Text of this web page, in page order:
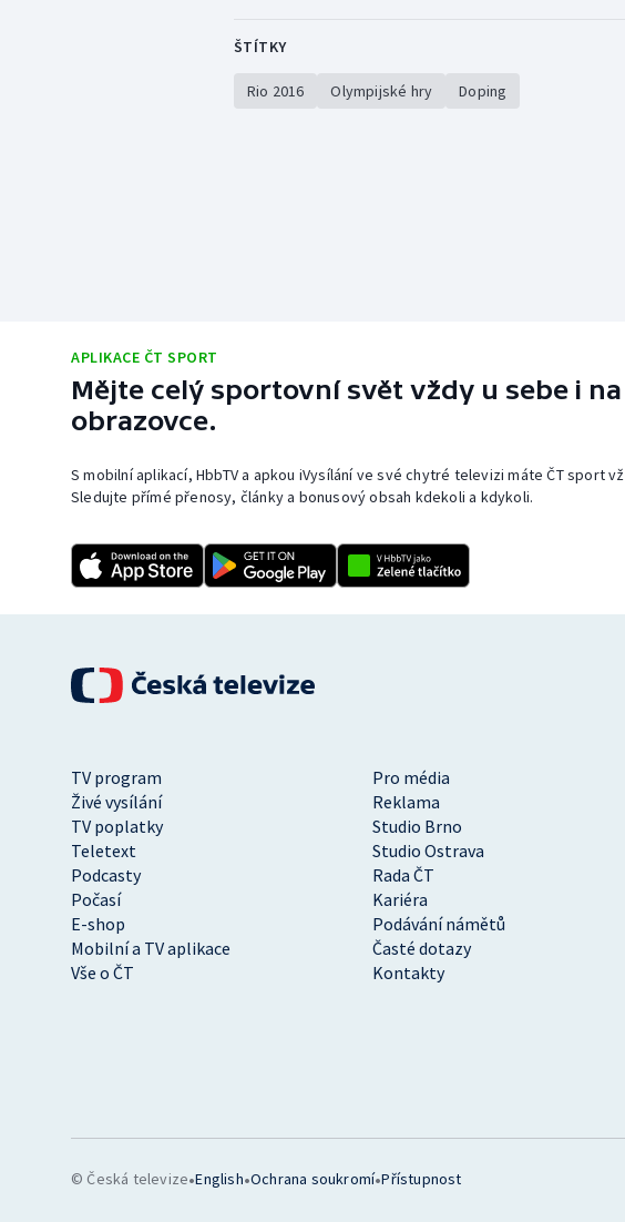
ŠTÍTKY
Rio 2016 Olympijské hry Doping
APLIKACE ČT SPORT
Mějte celý sportovní svět vždy u sebe i
obrazovce.
S mobilní aplikací, HbbTV a apkou iVysílání ve své chytré televizi máte ČT sport
Sledujte přímé přenosy, články a bonusový obsah kdekoli a kdykoli.
TV program
Pro média
Živé vysílání
Reklama
TV poplatky
Studio Brno
Teletext
Studio Ostrava
Podcasty
Rada ČT
Počasí
Kariéra
E-shop
Podávání námětů
Mobilní a TV aplikace
Časté dotazy
Vše o ČT
Kontakty
© Česká televize•English•Ochrana soukromí•Přístupnost